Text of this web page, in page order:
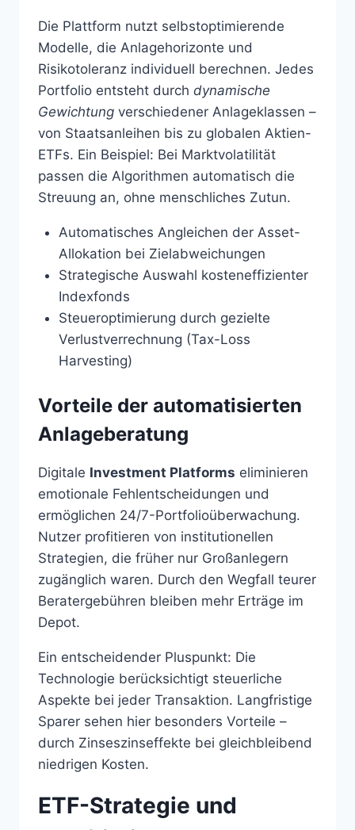
Die Plattform nutzt selbstoptimierende
Modelle, die Anlagehorizonte und
Risikotoleranz individuell berechnen. Jedes
Portfolio entsteht durch dynamische
Gewichtung verschiedener Anlageklassen –
von Staatsanleihen bis zu globalen Aktien-
ETFs. Ein Beispiel: Bei Marktvolatilität
passen die Algorithmen automatisch die
Streuung an, ohne menschliches Zutun.
Automatisches Angleichen der Asset-
Allokation bei Zielabweichungen
Strategische Auswahl kosteneffizienter
Indexfonds
Steueroptimierung durch gezielte
Verlustverrechnung (Tax-Loss
Harvesting)
Vorteile der automatisierten
Anlageberatung
Digitale Investment Platforms eliminieren
emotionale Fehlentscheidungen und
ermöglichen 24/7-Portfolioüberwachung.
Nutzer profitieren von institutionellen
Strategien, die früher nur Großanlegern
zugänglich waren. Durch den Wegfall teurer
Beratergebühren bleiben mehr Erträge im
Depot.
Ein entscheidender Pluspunkt: Die
Technologie berücksichtigt steuerliche
Aspekte bei jeder Transaktion. Langfristige
Sparer sehen hier besonders Vorteile –
durch Zinseszinseffekte bei gleichbleibend
niedrigen Kosten.
ETF-Strategie und